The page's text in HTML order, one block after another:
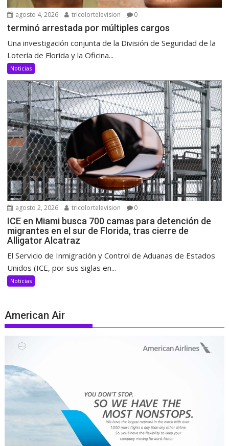
agosto 4, 2026 tricolortelevision 0
terminó arrestada por múltiples cargos
Una investigación conjunta de la División de Seguridad de la
Lotería de Florida y la Oficina...
Noticias
agosto 2, 2026 tricolortelevision 0
ICE en Miami busca 700 camas para detención de
migrantes en el sur de Florida, tras cierre de
Alligator Alcatraz
El Servicio de Inmigración y Control de Aduanas de Estados
Unidos (ICE, por sus siglas en...
Noticias
American Air